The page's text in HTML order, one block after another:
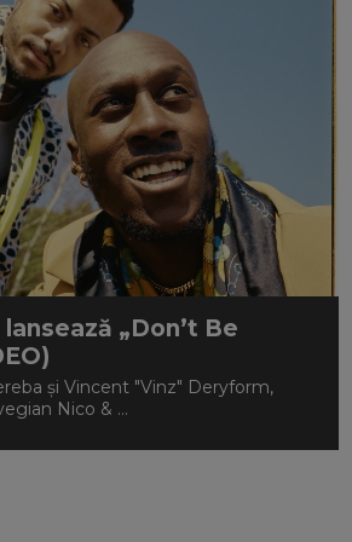
„Don’t Be
și Vincent "Vinz" Deryform,
Nico & ...